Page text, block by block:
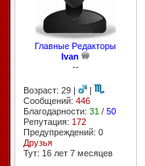
Главные Редакторы
Ivan
--
Возраст: 29 |
|
Сообщений: 446
Благодарности: 31 / 50
Репутация: 172
Предупреждений: 0
Друзья
Тут: 16 лет 7 месяцев